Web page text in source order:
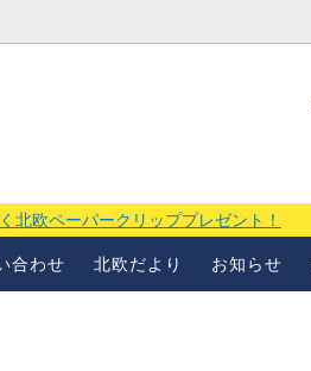
北欧ペーパークリッププレゼント！
合わせ 北欧だより お知らせ